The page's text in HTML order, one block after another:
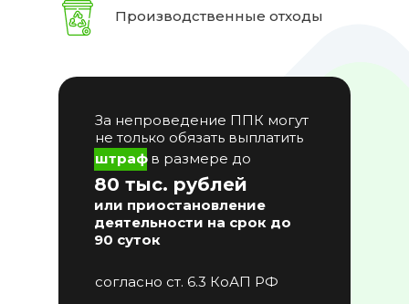
За непроведение ППК могут
не только обязать выплатить
согласно ст. 6.3 КоАП РФ
80 тыс. рублей
штраф в размере до
или приостановление
деятельности на срок до
90 суток
Производственные отходы